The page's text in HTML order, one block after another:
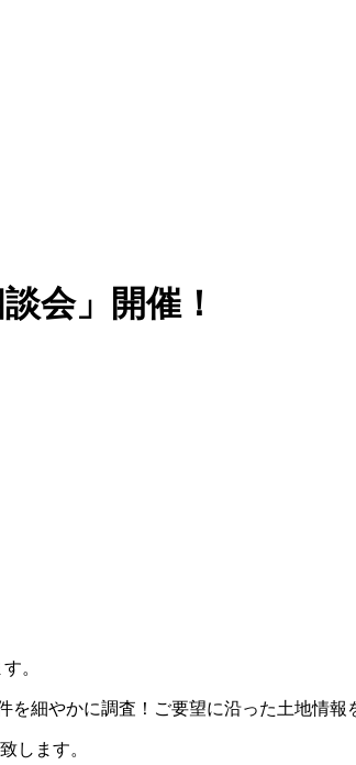
会」開催！
。
細やかに調査！ご要望に沿った土地情報
します。